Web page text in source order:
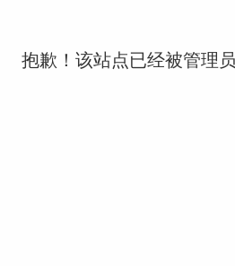
抱歉！该站点已经被管理